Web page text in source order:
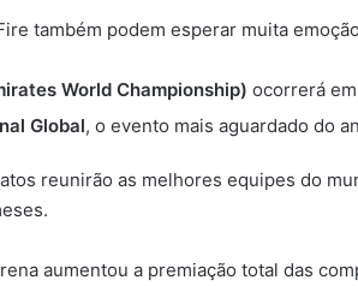
também podem esperar muita
World Championship) ocorrerá
Global, o evento mais aguardado do
reunirão as melhores equipes do
aumentou a premiação total das